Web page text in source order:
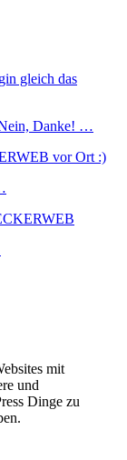
Danke! …
mit
und
Dinge zu